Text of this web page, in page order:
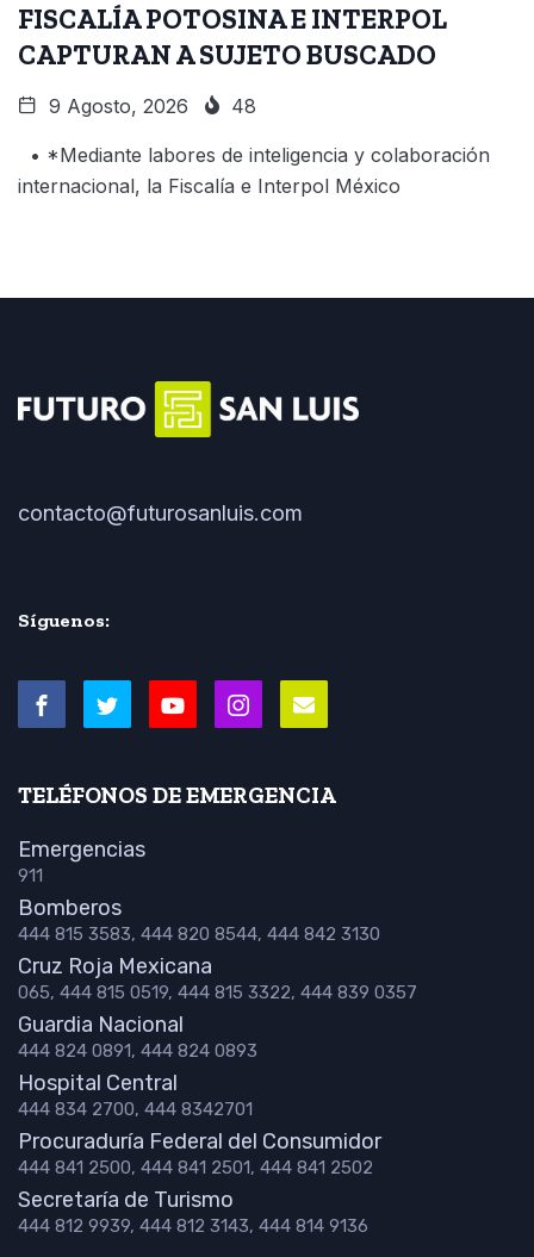
FISCALÍA POTOSINA E INTERPOL
CAPTURAN A SUJETO BUSCADO
9 Agosto, 2026 48
• *Mediante labores de inteligencia y colaboración
internacional, la Fiscalía e Interpol México
contacto@futurosanluis.com
Síguenos:
TELÉFONOS DE EMERGENCIA
Emergencias
911
Bomberos
444 815 3583, 444 820 8544, 444 842 3130
Cruz Roja Mexicana
065, 444 815 0519, 444 815 3322, 444 839 0357
Guardia Nacional
444 824 0891, 444 824 0893
Hospital Central
444 834 2700, 444 8342701
Procuraduría Federal del Consumidor
444 841 2500, 444 841 2501, 444 841 2502
Secretaría de Turismo
444 812 9939, 444 812 3143, 444 814 9136